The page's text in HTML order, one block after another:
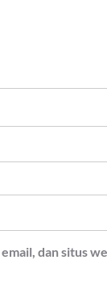
email, dan situs